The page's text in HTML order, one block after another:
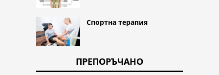
Спортна терапия
ПРЕПОРЪЧАНО